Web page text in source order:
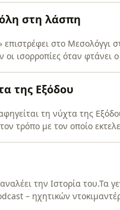
στη λάσπη
επιστρέφει στο Μεσολόγγι
ισορροπίες όταν φτάνει
στην
της Εξόδου
τη νύχτα της
τρόπο με τον οποίο
την Ιστορία του.Τα
– ηχητικών